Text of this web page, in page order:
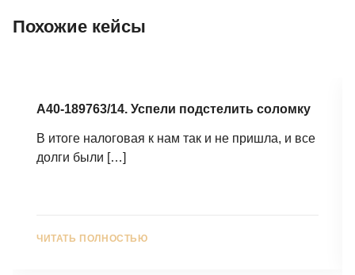
Похожие кейсы
А40-189763/14. Успели подстелить соломку
В итоге налоговая к нам так и не пришла, и все
долги были […]
ЧИТАТЬ ПОЛНОСТЬЮ